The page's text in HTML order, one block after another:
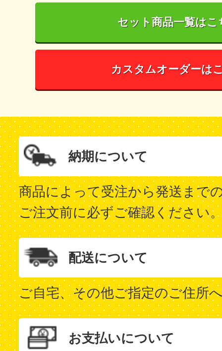
セット商品一覧はこ
カスタムオーダーは
納期について
商品によって受注から発送まで
ご注文前に必ずご確認ください
配送について
ご自宅、その他ご指定のご住所
お支払いについて